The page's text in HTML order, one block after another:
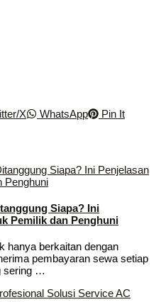
X WhatsApp Pin It
Siapa? Ini
Pemilik dan Penghuni
hanya berkaitan dengan
pembayaran sewa setiap
sering …